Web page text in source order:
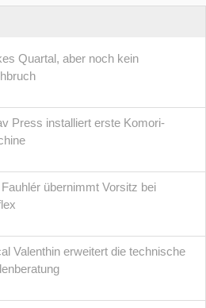
Quartal, aber noch kein
Press installiert erste Komori-
übernimmt Vorsitz bei
Valenthin erweitert die technische